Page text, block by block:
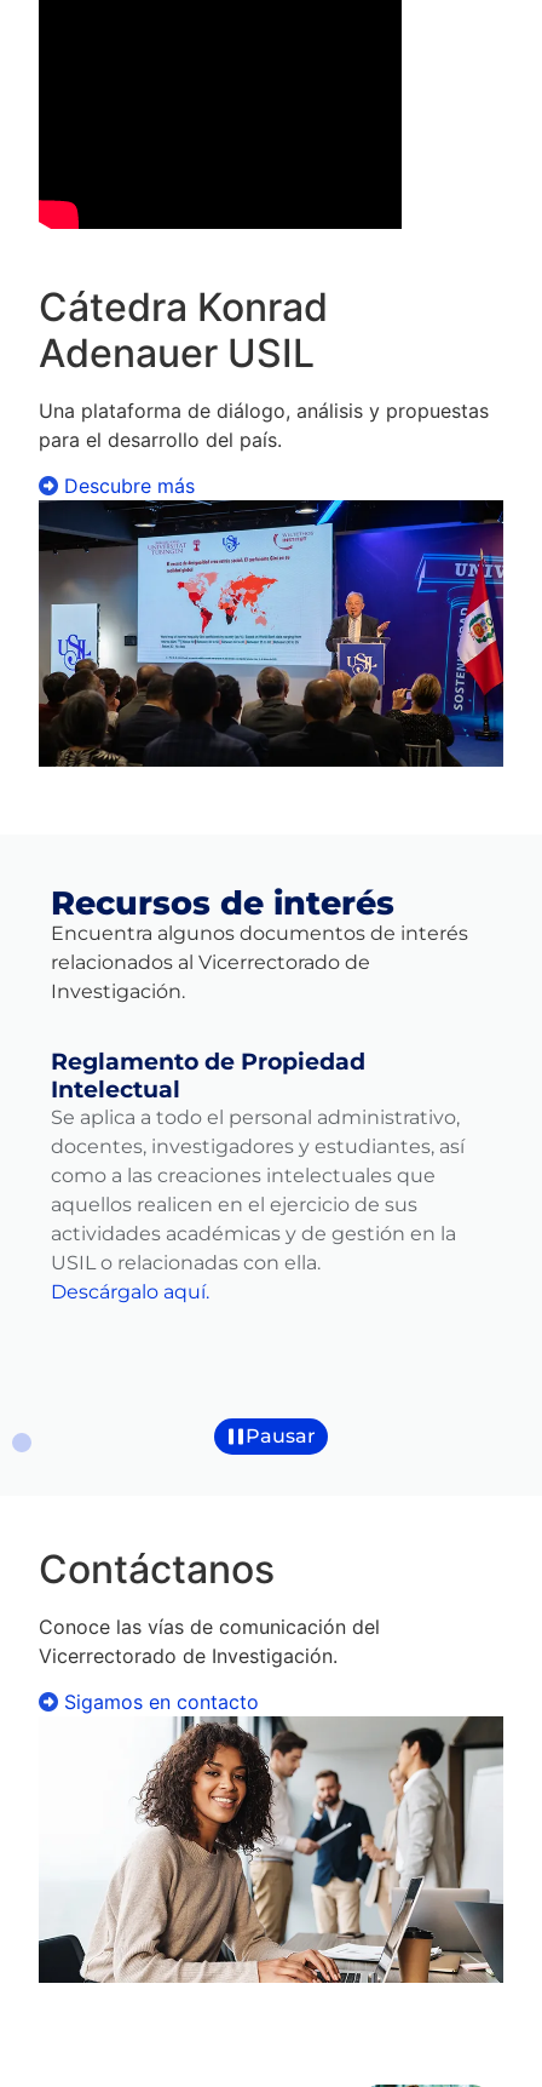
Cátedra Konrad
Adenauer USIL
Una plataforma de diálogo, análisis y propuestas
para el desarrollo del país.
Descubre más
Recursos de interés
Encuentra algunos documentos de interés
relacionados al Vicerrectorado de
Investigación.
Reglamento de Propiedad
Intelectual
Se aplica a todo el personal administrativo,
docentes, investigadores y estudiantes, así
como a las creaciones intelectuales que
aquellos realicen en el ejercicio de sus
actividades académicas y de gestión en la
USIL o relacionadas con ella.
Descárgalo aquí.
Pausar
Contáctanos
Conoce las vías de comunicación del
Vicerrectorado de Investigación.
Sigamos en contacto